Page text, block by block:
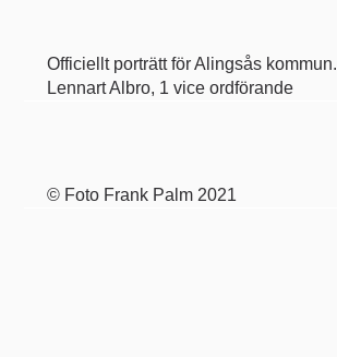
Officiellt porträtt för Alingsås kommun.
Lennart Albro, 1 vice ordförande
© Foto Frank Palm2021